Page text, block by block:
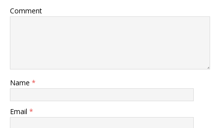
Comment
Name *
Email *